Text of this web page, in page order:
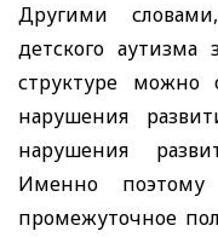
Другими словами,
детского
структуре можно
нарушения
нарушения
Именно поэтому
промежуточное